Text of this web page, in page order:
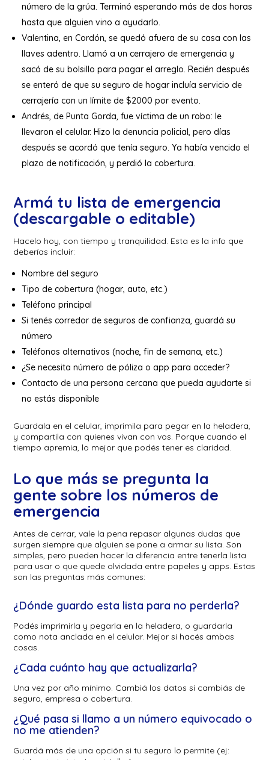
número de la grúa. Terminó esperando más de dos horas
hasta que alguien vino a ayudarlo.
Valentina, en Cordón, se quedó afuera de su casa con las
llaves adentro. Llamó a un cerrajero de emergencia y
sacó de su bolsillo para pagar el arreglo. Recién después
se enteró de que su seguro de hogar incluía servicio de
cerrajería con un límite de $2000 por evento.
Andrés, de Punta Gorda, fue víctima de un robo: le
llevaron el celular. Hizo la denuncia policial, pero días
después se acordó que tenía seguro. Ya había vencido el
plazo de notificación, y perdió la cobertura.
Armá tu lista de emergencia
(descargable o editable)
Hacelo hoy, con tiempo y tranquilidad. Esta es la info que
deberías incluir:
Nombre del seguro
Tipo de cobertura (hogar, auto, etc.)
Teléfono principal
Si tenés corredor de seguros de confianza, guardá su
número
Teléfonos alternativos (noche, fin de semana, etc.)
¿Se necesita número de póliza o app para acceder?
Contacto de una persona cercana que pueda ayudarte si
no estás disponible
Guardala en el celular, imprimila para pegar en la heladera,
y compartila con quienes vivan con vos. Porque cuando el
tiempo apremia, lo mejor que podés tener es claridad.
Lo que más se pregunta la
gente sobre los números de
emergencia
Antes de cerrar, vale la pena repasar algunas dudas que
surgen siempre que alguien se pone a armar su lista. Son
simples, pero pueden hacer la diferencia entre tenerla lista
para usar o que quede olvidada entre papeles y apps. Estas
son las preguntas más comunes:
¿Dónde guardo esta lista para no perderla?
Podés imprimirla y pegarla en la heladera, o guardarla
como nota anclada en el celular. Mejor si hacés ambas
cosas.
¿Cada cuánto hay que actualizarla?
Una vez por año mínimo. Cambiá los datos si cambiás de
seguro, empresa o cobertura.
¿Qué pasa si llamo a un número equivocado o
no me atienden?
Guardá más de una opción si tu seguro lo permite (ej: